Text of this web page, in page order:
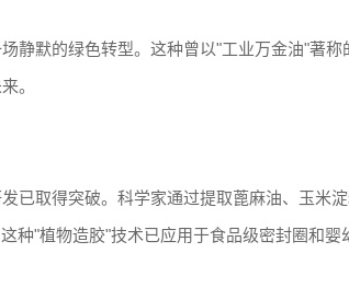
静默的绿色转型。这种曾以"工业万金油"著
。
已取得突破。科学家通过提取蓖麻油、玉米
种"植物造胶"技术已应用于食品级密封圈和